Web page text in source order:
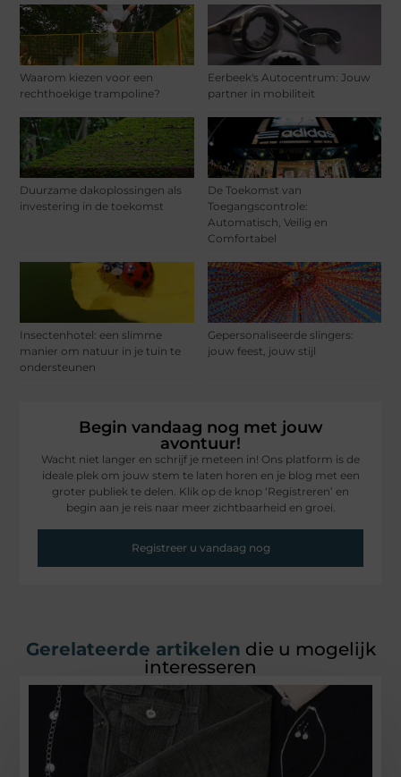
Waarom kiezen voor een
rechthoekige trampoline?
Eerbeek's Autocentrum: Jouw
partner in mobiliteit
Duurzame dakoplossingen als
investering in de toekomst
De Toekomst van
Toegangscontrole:
Automatisch, Veilig en
Comfortabel
Insectenhotel: een slimme
manier om natuur in je tuin te
ondersteunen
Gepersonaliseerde slingers:
jouw feest, jouw stijl
Begin vandaag nog met jouw
avontuur!
Wacht niet langer en schrijf je meteen in! Ons platform is de
ideale plek om jouw stem te laten horen en je blog met een
groter publiek te delen. Klik op de knop ‘Registreren’ en
begin aan je reis naar meer zichtbaarheid en groei.
Registreer u vandaag nog
Gerelateerde artikelen die u mogelijk
interesseren